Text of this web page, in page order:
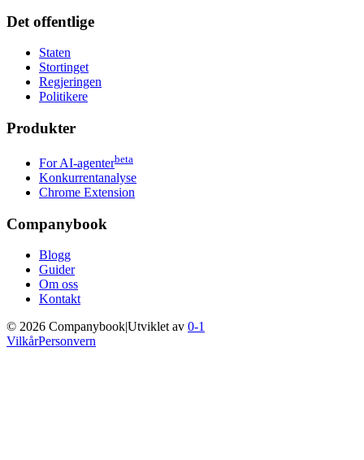
Det offentlige
Staten
Stortinget
Regjeringen
Politikere
Produkter
For AI-agenterbeta
Konkurrentanalyse
Chrome Extension
Companybook
Blogg
Guider
Om oss
Kontakt
© 2026 CompanybookUtviklet av 0-1
VilkårPersonvern